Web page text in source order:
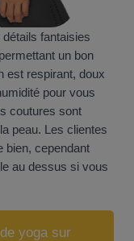
fantaisies
un bon
est respirant, doux
pour vous
coutures sont
peau. Les clientes
bien, cependant
au dessus si vous
yoga sur